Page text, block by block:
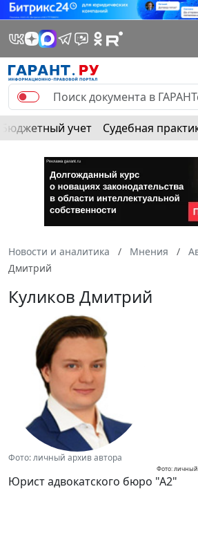
Бюджетный учет Судебная
Новости и аналитика Мнения
Дмитрий
Куликов Дмитрий
Фото: личный архив автора
Фото: личный
Юрист адвокатского бюро "А2"